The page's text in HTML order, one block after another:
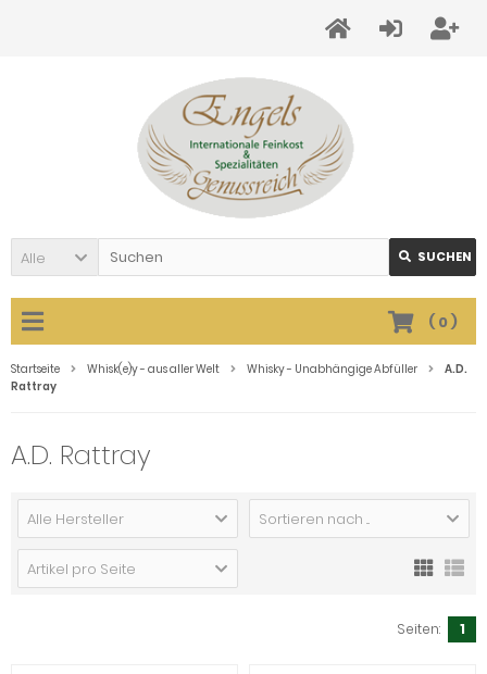
Alle SUCHEN
( 0)
Startseite Whisk(e)y - aus aller Welt Whisky - Unabhängige Abfüller
A.D.
Rattray
A.D. Rattray
Alle Hersteller Sortieren nach ...
Artikel pro Seite
Seiten: 1